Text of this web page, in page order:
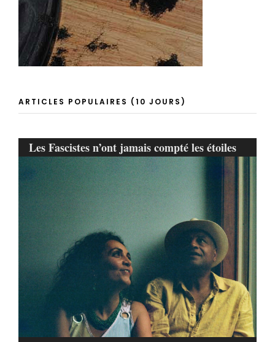
ARTICLES POPULAIRES (10 JOURS)
Les Fascistes n’ont jamais compté les étoiles